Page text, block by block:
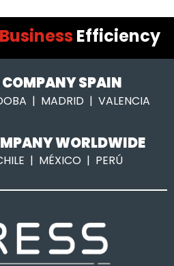
Efficiency
COMPANY SPAIN
| MADRID | VALENCIA
WORLDWIDE
| MÉXICO | PERÚ